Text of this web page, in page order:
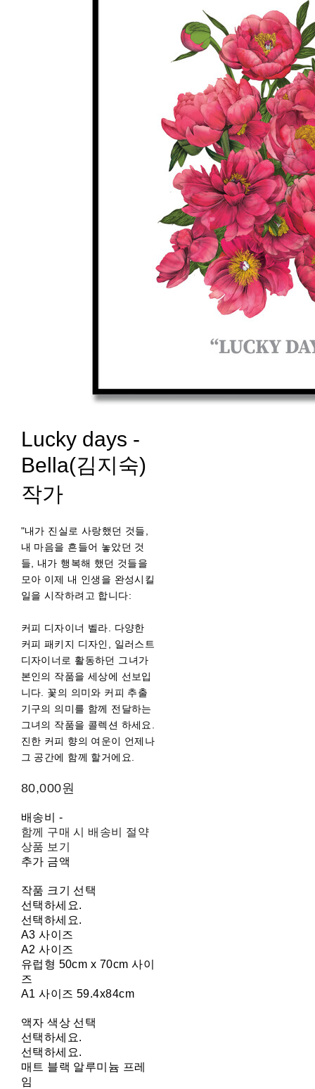
Lucky days -
Bella(김지숙)
작가
"내가 진실로 사랑했던 것들,
내 마음을 흔들어 놓았던 것
들, 내가 행복해 했던 것들을
모아 이제 내 인생을 완성시킬
일을 시작하려고 합니다:
커피 디자이너 벨라. 다양한
커피 패키지 디자인, 일러스트
디자이너로 활동하던 그녀가
본인의 작품을 세상에 선보입
니다. 꽃의 의미와 커피 추출
기구의 의미를 함께 전달하는
그녀의 작품을 콜렉션 하세요.
진한 커피 향의 여운이 언제나
그 공간에 함께 할거에요.
80,000원
배송비 -
함께 구매 시 배송비 절약
상품 보기
추가 금액
작품 크기 선택
선택하세요.
선택하세요.
A3 사이즈
A2 사이즈
유럽형 50cm x 70cm 사이
즈
A1 사이즈 59.4x84cm
액자 색상 선택
선택하세요.
선택하세요.
매트 블랙 알루미늄 프레
임